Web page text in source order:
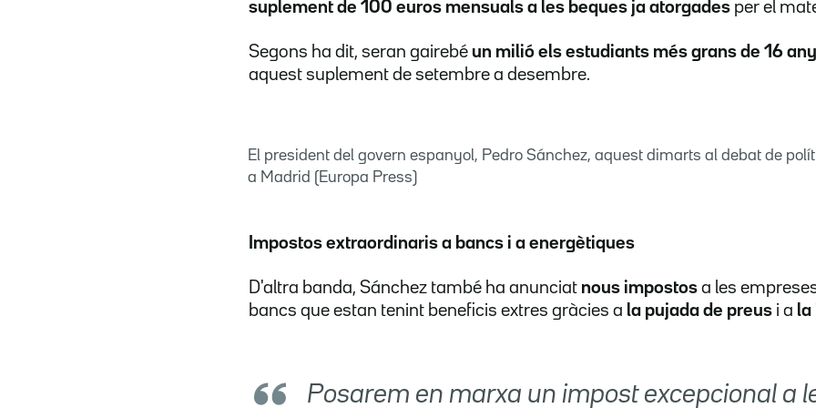
suplement de 100 euros mensuals a les beques ja atorgades per el
Segons ha dit, seran gairebé un milió els estudiants més grans de 16
aquest suplement de setembre a desembre.
El president del govern espanyol, Pedro Sánchez, aquest dimarts al debat de
a Madrid (Europa Press)
Impostos extraordinaris a bancs i a energètiques
D'altra banda, Sánchez també ha anunciat nous impostos a les
bancs que estan tenint beneficis extres gràcies a la pujada de preus i a
Posarem en marxa un impost excepcional a